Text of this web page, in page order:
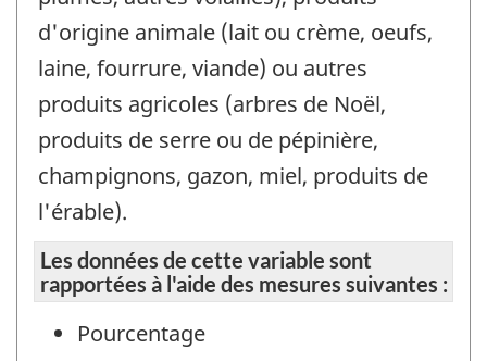
d'origine animale (lait ou crème, oeufs,
laine, fourrure, viande) ou autres
produits agricoles (arbres de Noël,
produits de serre ou de pépinière,
champignons, gazon, miel, produits de
l'érable).
Les données de cette variable sont
rapportées à l'aide des mesures suivantes :
Pourcentage